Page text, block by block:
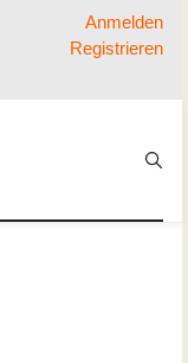
Anmelden
Registrieren